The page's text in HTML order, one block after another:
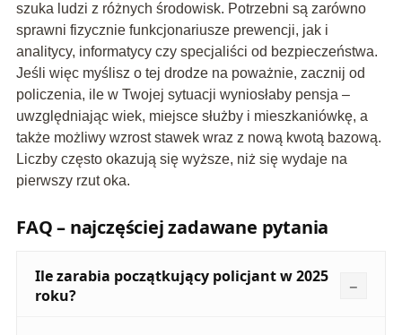
szuka ludzi z różnych środowisk. Potrzebni są zarówno
sprawni fizycznie funkcjonariusze prewencji, jak i
analitycy, informatycy czy specjaliści od bezpieczeństwa.
Jeśli więc myślisz o tej drodze na poważnie, zacznij od
policzenia, ile w Twojej sytuacji wyniosłaby pensja –
uwzględniając wiek, miejsce służby i mieszkaniówkę, a
także możliwy wzrost stawek wraz z nową kwotą bazową.
Liczby często okazują się wyższe, niż się wydaje na
pierwszy rzut oka.
FAQ – najczęściej zadawane pytania
Ile zarabia początkujący policjant w 2025
roku?